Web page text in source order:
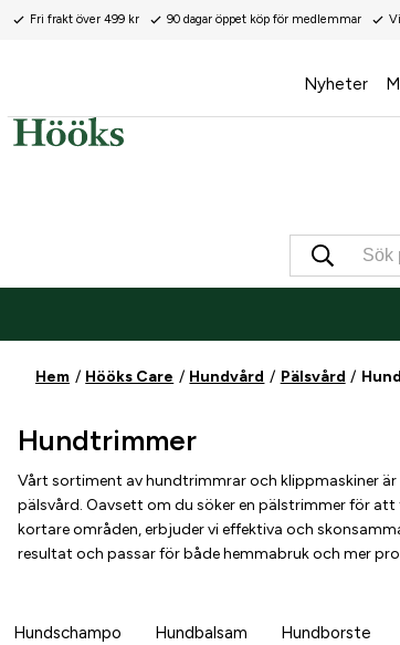
Fri frakt över 499 kr 90 dagar öppet köp för medlemmar
Nyheter
Hem Hööks Care Hundvård Pälsvård
Hundtrimmer
Vårt sortiment av hundtrimmrar och klippmaskiner
pälsvård. Oavsett om du söker en pälstrimmer för
kortare områden, erbjuder vi effektiva och
resultat och passar för både hemmabruk och mer
Hundschampo Hundbalsam Hundborste